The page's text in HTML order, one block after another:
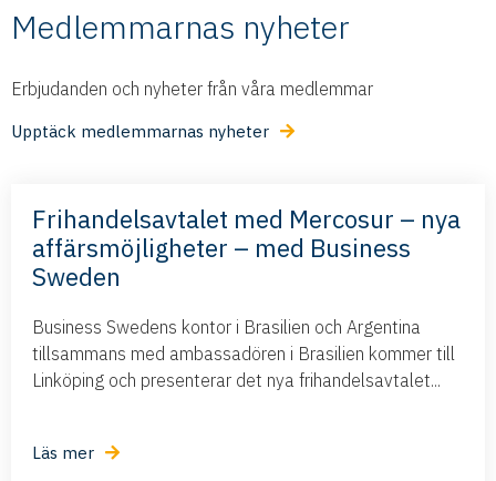
Medlemmarnas nyheter
Erbjudanden och nyheter från våra medlemmar
Upptäck medlemmarnas nyheter
Frihandelsavtalet med Mercosur – nya
affärsmöjligheter – med Business
Sweden
Business Swedens kontor i Brasilien och Argentina
tillsammans med ambassadören i Brasilien kommer till
Linköping och presenterar det nya frihandelsavtalet...
Läs mer